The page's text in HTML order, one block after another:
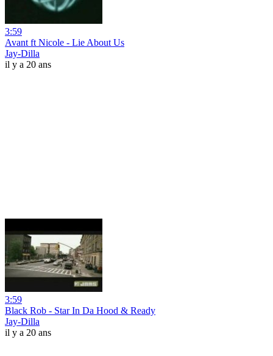
3:59
Avant ft Nicole - Lie About Us
Jay-Dilla
il y a 20 ans
3:59
Black Rob - Star In Da Hood & Ready
Jay-Dilla
il y a 20 ans